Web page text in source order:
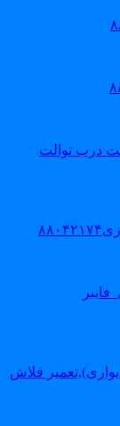
توالت
فلاش